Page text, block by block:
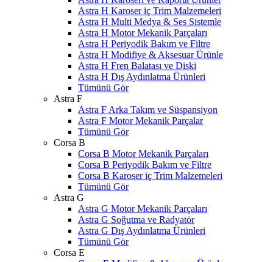
Astra H Karoser iç Trim Malzemeleri
Astra H Multi Medya & Ses Sistemle
Astra H Motor Mekanik Parçaları
Astra H Periyodik Bakım ve Filtre
Astra H Modifiye & Aksesuar Ürünle
Astra H Fren Balatası ve Diski
Astra H Dış Aydınlatma Ürünleri
Tümünü Gör
Astra F
Astra F Arka Takım ve Süspansiyon
Astra F Motor Mekanik Parçalar
Tümünü Gör
Corsa B
Corsa B Motor Mekanik Parçaları
Corsa B Periyodik Bakım ve Filtre
Corsa B Karoser iç Trim Malzemeleri
Tümünü Gör
Astra G
Astra G Motor Mekanik Parçaları
Astra G Soğutma ve Radyatör
Astra G Dış Aydınlatma Ürünleri
Tümünü Gör
Corsa E